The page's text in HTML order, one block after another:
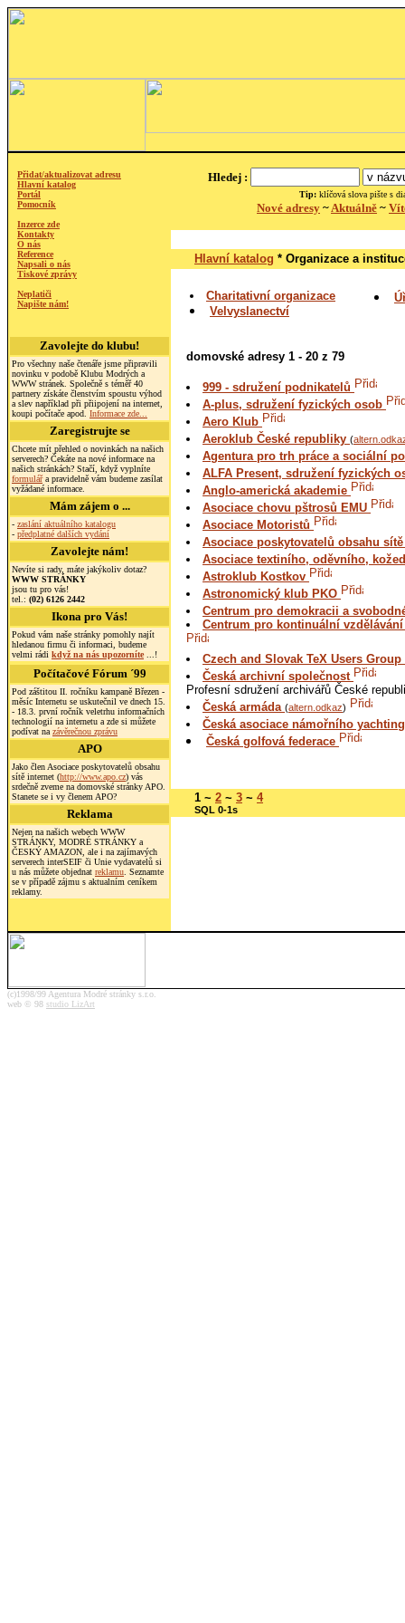
Přidat/aktualizovat adresu
Hlavní katalog
Portál
Pomocník
Inzerce zde
Kontakty
O nás
Reference
Napsali o nás
Tiskové zprávy
Neplatiči
Napište nám!
Zavolejte do klubu!
Pro všechny naše čtenáře jsme připravili
novinku v podobě Klubu Modrých a
WWW stránek. Společně s téměř 40
partnery získáte členstvím spoustu výhod
a slev například při přiipojení na internet,
koupi počítače apod. Informace zde...
Zaregistrujte se
Chcete mít přehled o novinkách na našich
serverech? Čekáte na nové informace na
našich stránkách? Stačí, když vyplníte
formulářa pravidelně vám budeme zasílat
vyžádané informace.
Mám zájem o ...
- zaslání aktuálního katalogu
- předplatné dalších vydání
Zavolejte nám!
Nevíte si rady, máte jakýkoliv dotaz?
WWW STRÁNKY
jsou tu pro vás!
tel.: (02) 6126 2442
Ikona pro Vás!
Pokud vám naše stránky pomohly najít
hledanou firmu či informaci, budeme
velmi rádi když na nás upozorníte ...!
Počítačové Fórum ´99
Pod záštitou II. ročníku kampaně Březen -
měsíc Internetu se uskutečnil ve dnech 15.
- 18.3. první ročník veletrhu informačních
technologií na internetu a zde si můžete
podívat na závěrečnou zprávu
APO
Jako člen Asociace poskytovatelů obsahu
sítě internet (http://www.apo.cz) vás
srdečně zveme na domovské stránky APO.
Stanete se i vy členem APO?
Reklama
Nejen na našich webech WWW
STRÁNKY, MODRÉ STRÁNKY a
ČESKÝ AMAZON, ale i na zajímavých
serverech interSEIF či Unie vydavatelů si
u nás můžete objednat reklamu . Seznamte
se v případě zájmu s aktualním ceníkem
reklamy.
Hledej :
Tip:klíčová slova pište s
Nové adresy ~Aktuálně ~
Hlavní katalog * Organizace a
Charitativní organizace
Velvyslanectví
domovské adresy 1 - 20 z 79
999 - sdružení podnikatelů
A-plus, sdružení fyzických osob
Aero Klub
Aeroklub České republiky (
Agentura pro trh práce a sociální
ALFA Present, sdružení fyzických
Anglo-americká akademie
Asociace chovu pštrosů EMU
Asociace Motoristů
Asociace poskytovatelů obsahu
Asociace textiního, oděvního,
Astroklub Kostkov
Astronomický klub PKO
Centrum pro demokracii a
Centrum pro kontinuální
Czech and Slovak TeX Users Group
Česká archivní společnost
Profesní sdružení archivářů České
Česká armáda (altern.odkaz)
Česká asociace námořního
Česká golfová federace
1 ~ 2 ~ 3 ~ 4
SQL 0-1s
(c)1998/99 Agentura Modré stránky s.r.o.
web © 98 studio LizArt